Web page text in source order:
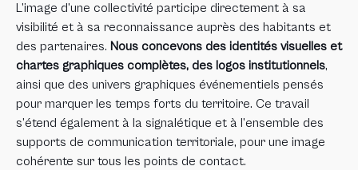
L’image d’une collectivité participe directement à sa
visibilité et à sa reconnaissance auprès des habitants et
des partenaires. Nous concevons des identités visuelles et
chartes graphiques complètes, des logos institutionnels,
ainsi que des univers graphiques événementiels pensés
pour marquer les temps forts du territoire. Ce travail
s’étend également à la signalétique et à l’ensemble des
supports de communication territoriale, pour une image
cohérente sur tous les points de contact.